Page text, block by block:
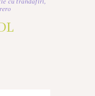
cu trandafiri,